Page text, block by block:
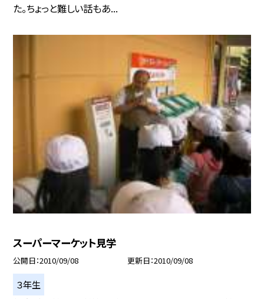
た。ちょっと難しい話もあ...
スーパーマーケット見学
公開日 2010/09/08 更新日 2010/09/08
３年生